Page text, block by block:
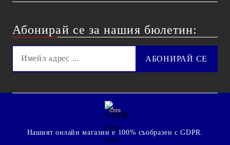
Абонирай се за нашия бюлетин:
GDPR
Нашият онлайн магазин е 100% съобразен с GDPR.